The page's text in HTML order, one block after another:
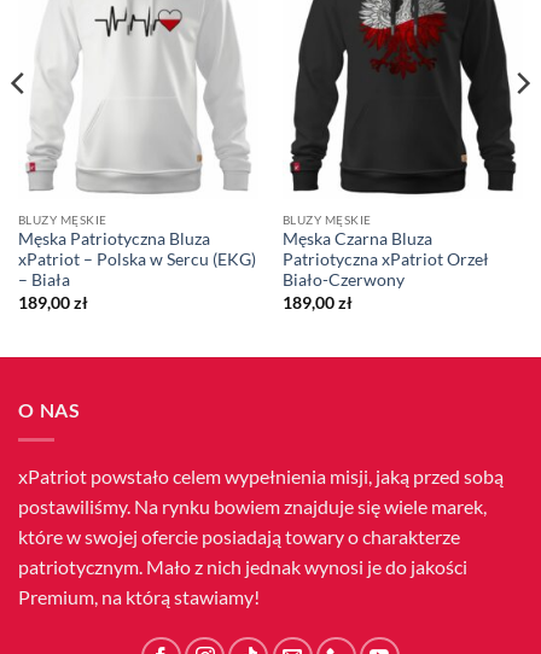
BLUZY MĘSKIE
Męska Patriotyczna Bluza
xPatriot – Polska w Sercu (EKG)
– Biała
189,00zł
BLUZY MĘSKIE
Męska Czarna Bluza
Patriotyczna xPatriot Orzeł
Biało-Czerwony
189,00zł
O NAS
xPatriot powstało celem wypełnienia misji, jaką przed sobą
postawiliśmy. Na rynku bowiem znajduje się wiele marek,
które w swojej ofercie posiadają towary o charakterze
patriotycznym. Mało z nich jednak wynosi je do jakości
Premium, na którą stawiamy!